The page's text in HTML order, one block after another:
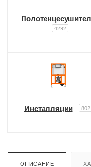
4292
Инсталляции 802
ОПИСАНИЕ